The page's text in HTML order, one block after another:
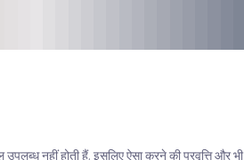
नहीं होती हैं, इसलिए ऐसा करने की प्रवृत्ति और